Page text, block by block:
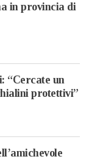
in provincia di
“Cercate un
protettivi”